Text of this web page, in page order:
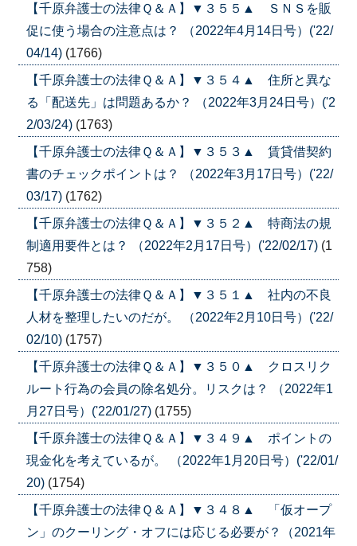
【千原弁護士の法律Ｑ＆Ａ】▼３５５▲ ＳＮＳを販
促に使う場合の注意点は？ （2022年4月14日号）('22/
04/14) (1766)
【千原弁護士の法律Ｑ＆Ａ】▼３５４▲ 住所と異な
る「配送先」は問題あるか？ （2022年3月24日号）('2
2/03/24) (1763)
【千原弁護士の法律Ｑ＆Ａ】▼３５３▲ 賃貸借契約
書のチェックポイントは？ （2022年3月17日号）('22/
03/17) (1762)
【千原弁護士の法律Ｑ＆Ａ】▼３５２▲ 特商法の規
制適用要件とは？ （2022年2月17日号）('22/02/17) (1
758)
【千原弁護士の法律Ｑ＆Ａ】▼３５１▲ 社内の不良
人材を整理したいのだが。 （2022年2月10日号）('22/
02/10) (1757)
【千原弁護士の法律Ｑ＆Ａ】▼３５０▲ クロスリク
ルート行為の会員の除名処分。リスクは？ （2022年1
月27日号）('22/01/27) (1755)
【千原弁護士の法律Ｑ＆Ａ】▼３４９▲ ポイントの
現金化を考えているが。 （2022年1月20日号）('22/01/
20) (1754)
【千原弁護士の法律Ｑ＆Ａ】▼３４８▲ 「仮オープ
ン」のクーリング・オフには応じる必要が？（2021年